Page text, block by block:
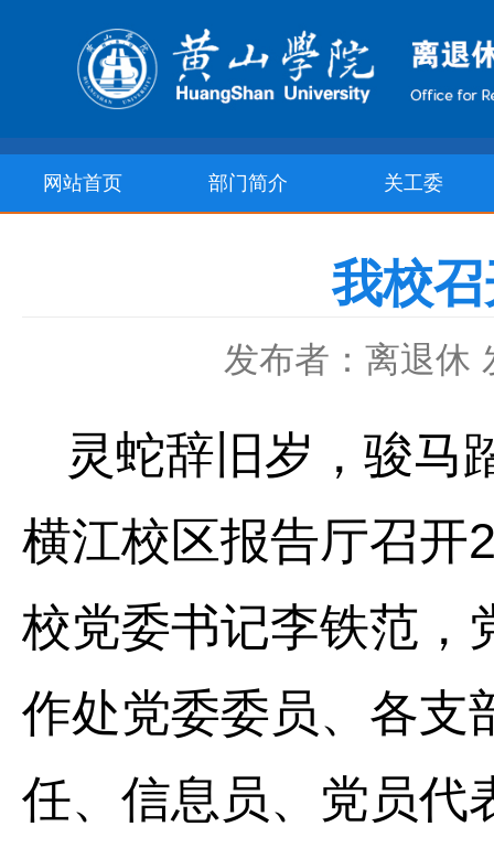
网站首页 部门简介 关工委
我校
发布者：离退休
灵蛇辞旧岁，骏马
横江校区报告厅召开
校党委书记李铁范，
作处党委委员、各支
任、信息员、党员代